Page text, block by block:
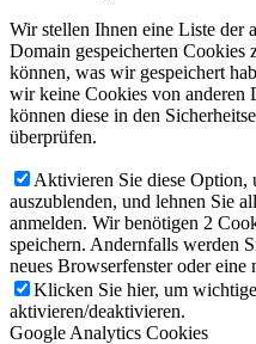
Wir stellen Ihnen eine Liste der
Domain gespeicherten Cookies
können, was wir gespeichert
wir keine Cookies von anderen
können diese in den
überprüfen.
Aktivieren Sie diese Option,
auszublenden, und lehnen Sie
anmelden. Wir benötigen 2
speichern. Andernfalls werden
neues Browserfenster oder eine
Klicken Sie hier, um
aktivieren/deaktivieren.
Google Analytics Cookies